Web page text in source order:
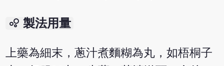
bubble_chart 製法用量
上藥為細末，蔥汁煮麵糊為丸，如梧桐子